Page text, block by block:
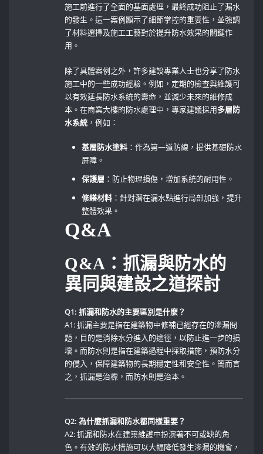
施工前進行了全面的基面處理，最終成功阻止了漏水
的發生。這一案例顯示了細節掌控的重要性，並強調
了材料選擇及施工工藝對於提升防水效果的關鍵作
用。
除了具體案例之外，許多建設專業人士也分享了防水
施工中的一些成功經驗。例如，定期的檢查與維護可
以有效延長防水系統的壽命，並減少未來的維修成
本。在商業大樓的防水處理中，專家建議採用多層防
水系統 ，例如：
基層防水塗料 ：作為第一道防線，提供基礎防水
屏障。
保護層 ：防止物理損傷，增加系統的耐用性。
修繕材料 ：針對潛在漏水點進行局部加強，提升
整體效果。
Q&A
Q&A：抓漏與防水的
異同與建設之道探討
Q1: ⁢抓漏和防水的主要區別是什麼？
A1: 抓漏主要是指在建築物中修補已經存在的滲漏問
題，目的是消除水分進入的途徑，以防止進一步的損
壞。而防水則是指在建築過程中採取措施，預防水分
的侵入，保障建築物的長期穩定性和安全性。簡而言
之，抓漏是治標，而防水則是治本。
Q2: 為什麼抓漏和防水都同樣重要？
A2: ​抓漏和防水在建築維護中扮演著不可或缺的角
色。有效的防水措施可以大幅降低發生滲漏的機會，